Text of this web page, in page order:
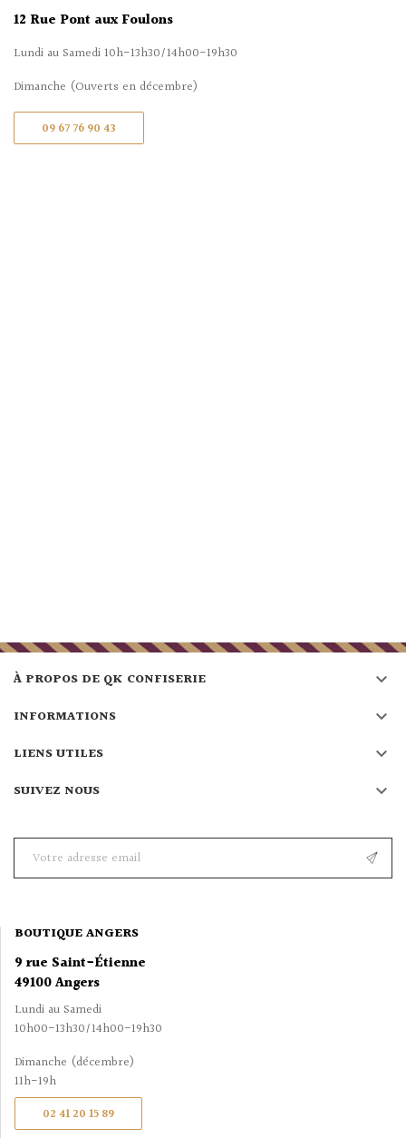
12 Rue Pont aux Foulons
Lundi au Samedi 10h-13h30/14h00-19h30
Dimanche (Ouverts en décembre)
09 67 76 90 43
À PROPOS DE QK CONFISERIE 
INFORMATIONS 
LIENS UTILES 
SUIVEZ NOUS 
BOUTIQUE ANGERS
9 rue Saint-Étienne
49100 Angers
Lundi au Samedi
10h00-13h30/14h00-19h30
Dimanche (décembre)
11h-19h
02 41 20 15 89